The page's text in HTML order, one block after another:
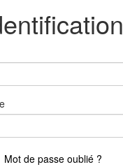
Mot de passe oublié ?